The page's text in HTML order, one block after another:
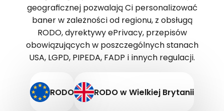
geograficznej pozwalają Ci personalizować
baner w zależności od regionu, z obsługą
RODO, dyrektywy ePrivacy, przepisów
obowiązujących w poszczególnych stanach
USA, LGPD, PIPEDA, FADP i innych regulacji.
RODO RODO w Wielkiej Brytanii